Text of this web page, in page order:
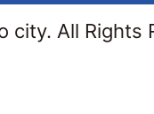
city. All Rights